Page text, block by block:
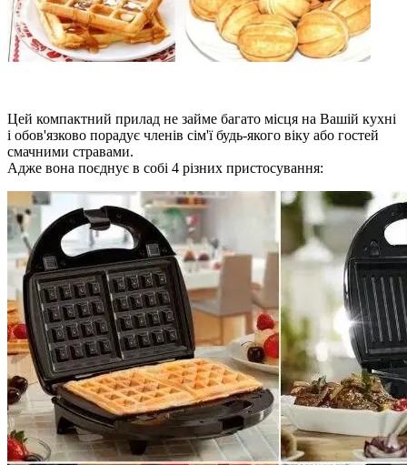
Цей компактний прилад не займе багато місця на Вашій кухні
і обов'язково порадує членів сім'ї будь-якого віку або гостей
смачними стравами.
Адже вона поєднує в собі 4 різних пристосування: